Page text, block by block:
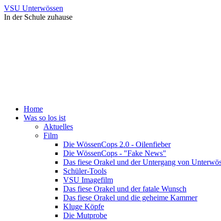
VSU Unterwössen
In der Schule zuhause
Home
Was so los ist
Aktuelles
Film
Die WössenCops 2.0 - Oilenfieber
Die WössenCops - "Fake News"
Das fiese Orakel und der Untergang von
Schüler-Tools
VSU Imagefilm
Das fiese Orakel und der fatale Wunsch
Das fiese Orakel und die geheime Kammer
Kluge Köpfe
Die Mutprobe